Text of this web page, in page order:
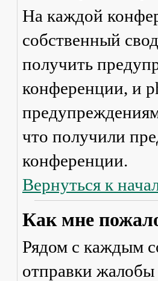
На каждой
собственный
получить
конференции, и
что получили
конференции.
Вернуться к
Как мне
Рядом с каждым
отправки жалобы